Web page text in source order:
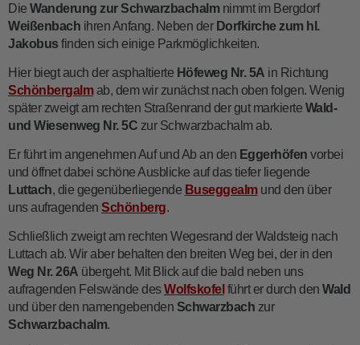
Die Wanderung zur Schwarzbachalm nimmt im Bergdorf
Weißenbach ihren Anfang. Neben der Dorfkirche zum hl.
Jakobus finden sich einige Parkmöglichkeiten.
Hier biegt auch der asphaltierte Höfeweg Nr. 5A in Richtung
Schönbergalmab, dem wir zunächst nach oben folgen. Wenig
später zweigt am rechten Straßenrand der gut markierte Wald-
und Wiesenweg Nr. 5C zur Schwarzbachalm ab.
Er führt im angenehmen Auf und Ab an den Eggerhöfen vorbei
und öffnet dabei schöne Ausblicke auf das tiefer liegende
Luttach, die gegenüberliegende Buseggealmund den über
uns aufragenden Schönberg.
Schließlich zweigt am rechten Wegesrand der Waldsteig nach
Luttach ab. Wir aber behalten den breiten Weg bei, der in den
Weg Nr. 26A übergeht. Mit Blick auf die bald neben uns
aufragenden Felswände desWolfskofel führt er durch den Wald
und über den namengebenden Schwarzbach zur
Schwarzbachalm.